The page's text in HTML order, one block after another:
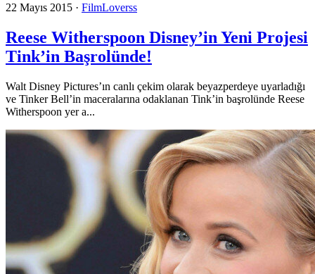
22 Mayıs 2015 · FilmLoverss
Reese Witherspoon Disney’in Yeni Projesi
Tink’in Başrolünde!
Walt Disney Pictures’ın canlı çekim olarak beyazperdeye uyarladığı
ve Tinker Bell’in maceralarına odaklanan Tink’in başrolünde Reese
Witherspoon yer a...